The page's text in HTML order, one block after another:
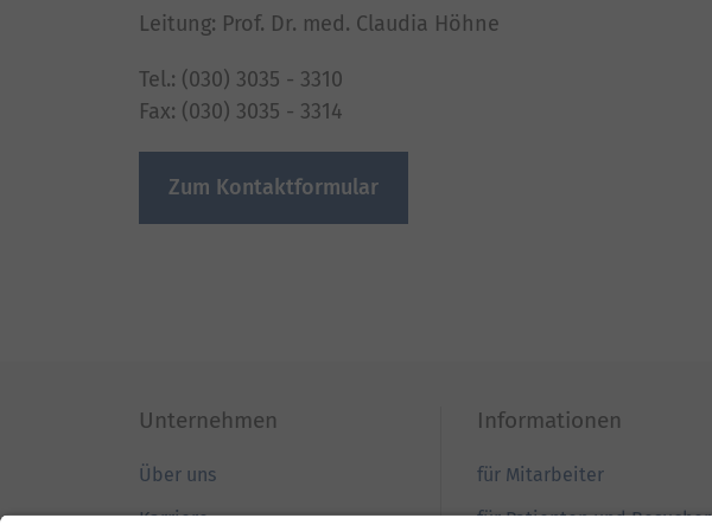
Leitung: Prof. Dr. med. Claudia Höhne
Tel.: (030) 3035 - 3310
Fax: (030) 3035 - 3314
Zum Kontaktformular
Unternehmen
Über uns
Karriere
Informationen
für Mitarbeiter
für Patienten und Besucher